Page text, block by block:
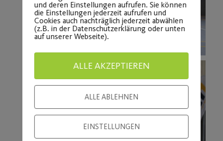
und deren Einstellungen aufrufen. Sie können
die Einstellungen jederzeit aufrufen und
Cookies auch nachträglich jederzeit abwählen
(z.B. in der Datenschutzerklärung oder unten
auf unserer Webseite).
ALLE AKZEPTIEREN
ALLE ABLEHNEN
EINSTELLUNGEN